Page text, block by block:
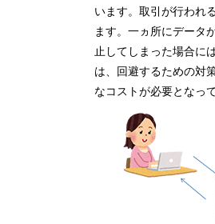
います。取引が行われ
ます。一ヵ所にデータ
止してしまった場合に
は、回避するための対
なコストが必要となっ